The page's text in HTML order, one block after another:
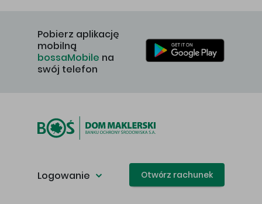
Pobierz aplikację
mobilną
bossaMobile na
swój telefon
Logowanie Otwórz rachunek